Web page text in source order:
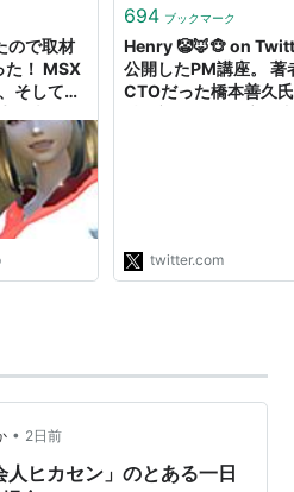
ので取材
た！ MSX
そして初
694 ブックマーク
Henry 🤡🦊🐵 on
公開したPM講座。
CTOだった橋本善久
twitter.com
• 2日前
人ヒカセン」のとある一日